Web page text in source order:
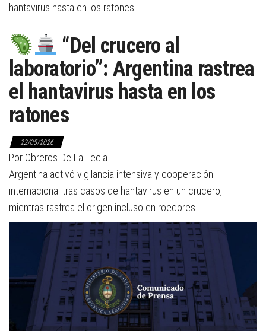
hantavirus hasta en los ratones
“Del crucero al
laboratorio”: Argentina rastrea
el hantavirus hasta en los
ratones
22/05/2026
Por Obreros De La Tecla
Argentina activó vigilancia intensiva y cooperación
internacional tras casos de hantavirus en un crucero,
mientras rastrea el origen incluso en roedores.